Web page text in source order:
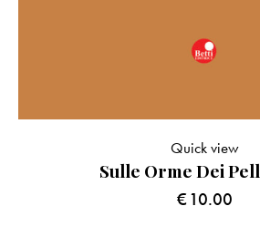
Sulle Orme Dei
€10.00
Quick view